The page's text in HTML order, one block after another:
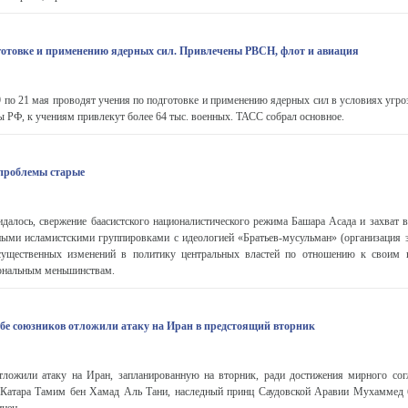
и применению ядерных сил. Привлечены РВСН, флот и авиация
21 мая проводят учения по подготовке и применению ядерных сил в условиях
к учениям привлекут более 64 тыс. военных. ТАСС собрал основное.
старые
свержение баасистского националистического режима Башара Асада и захват
исламистскими группировками с идеологией «Братьев-мусульман»
изменений в политику центральных властей по отношению к своим
меньшинствам.
союзников отложили атаку на Иран в предстоящий вторник
атаку на Иран, запланированную на вторник, ради достижения мирного
Тамим бен Хамад Аль Тани, наследный принц Саудовской Аравии Мухаммед